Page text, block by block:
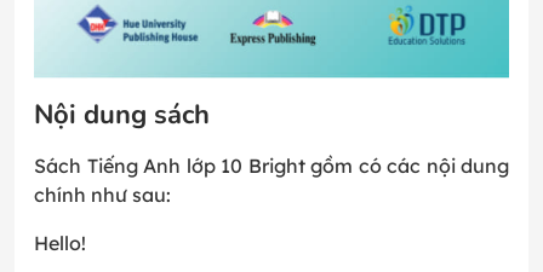
Nội dung sách
Sách Tiếng Anh lớp 10 Bright gồm có các nội dung
chính như sau:
Hello!